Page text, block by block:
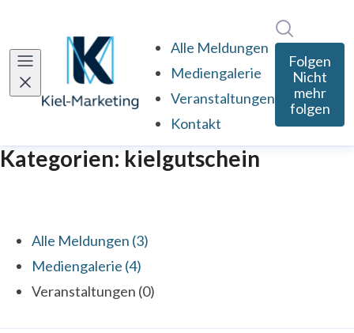
Alle Meldungen
Mediengalerie
Veranstaltungen
Kontakt
Folgen
Nicht
mehr
folgen
Kategorien: kielgutschein
Alle Meldungen (3)
Mediengalerie (4)
Veranstaltungen (0)